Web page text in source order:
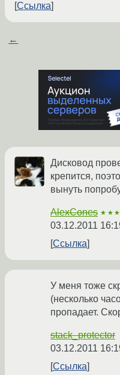
Ссылка
←
Дисковод
крепится,
вынуть
AlexCones ★★★
03.12.2011
Ссылка
У меня тоже
(несколько
пропадает.
stack_protector
03.12.2011
Ссылка